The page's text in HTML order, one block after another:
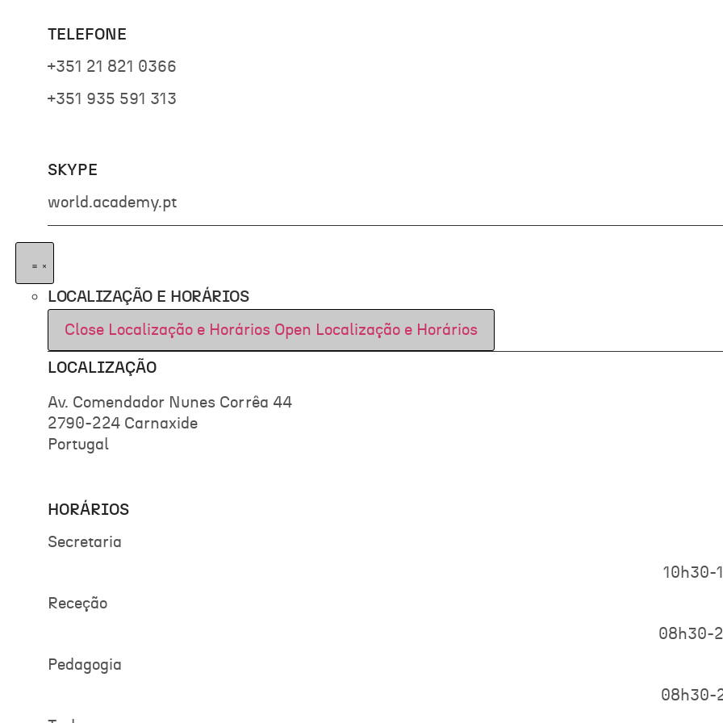
TELEFONE
+351 21 821 0366
+351 935 591 313
SKYPE
world.academy.pt
LOCALIZAÇÃO E HORÁRIOS
Close Localização e Horários Open Localização e Horários
LOCALIZAÇÃO
Av. Comendador Nunes Corrêa 44
2790-224 Carnaxide
Portugal
HORÁRIOS
Secretaria
10h30-
Receção
08h30-
Pedagogia
08h30-